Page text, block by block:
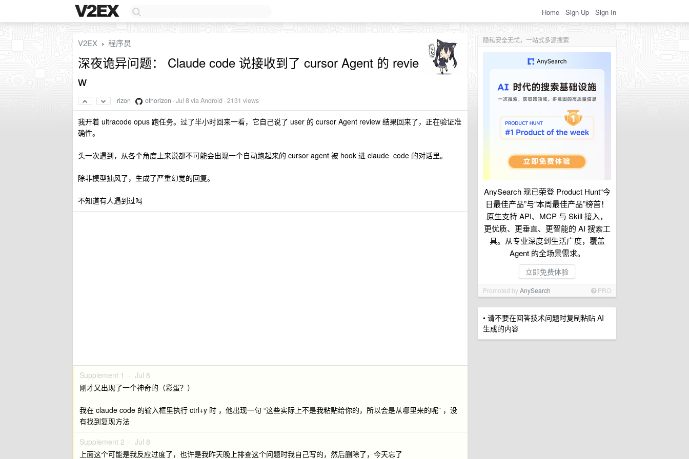
Home Sign Up Sign In
隐私安全无忧，一站式多源搜索
AnySearch 现已荣登 Product Hunt“今
日最佳产品”与“本周最佳产品”榜首！
原生支持 API、MCP 与 Skill 接入，
更优质、更垂直、更智能的 AI 搜索工
具。从专业深度到生活广度，覆盖
Agent 的全场景需求。
立即免费体验
Promoted byAnySearch PRO
• 请不要在回答技术问题时复制粘贴 AI
生成的内容
V2EX › 程序员
深夜诡异问题： Claude code 说接收到了 cursor Agent 的 revie
w
rizon · othorizon ·Jul 8via Android · 2131 views
我开着 ultracode opus 跑任务。过了半小时回来一看，它自己说了 user 的 cursor Agent review 结果回来了，正在验证准
确性。
头一次遇到，从各个角度上来说都不可能会出现一个自动跑起来的 cursor agent 被 hook 进 claude code 的对话里。
除非模型抽风了，生成了严重幻觉的回复。
不知道有人遇到过吗
Supplement 1 · Jul 8
刚才又出现了一个神奇的（彩蛋？）
我在 claude code 的输入框里执行 ctrl+y 时 ，他出现一句 “这些实际上不是我粘贴给你的，所以会是从哪里来的呢” ，没
有找到复现方法
Supplement 2 · Jul 8
上面这个可能是我反应过度了，也许是我昨天晚上排查这个问题时我自己写的，然后删除了，今天忘了